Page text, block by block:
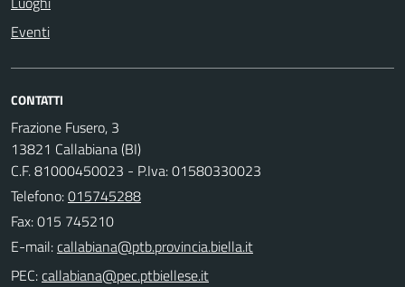
Eventi
CONTATTI
Frazione Fusero, 3
13821 Callabiana (BI)
C.F. 81000450023 - P.Iva: 01580330023
Telefono:015745288
Fax: 015 745210
E-mail:
PEC: